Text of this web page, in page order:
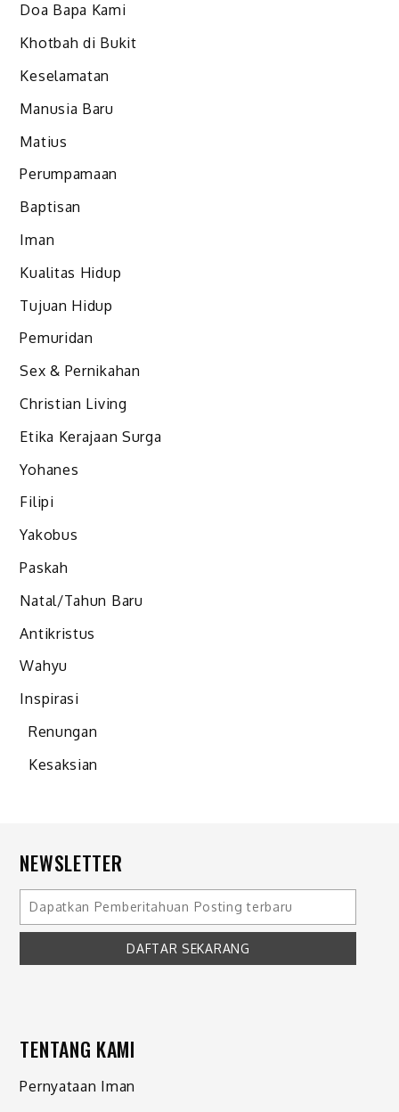
Doa Bapa Kami
Khotbah di Bukit
Keselamatan
Manusia Baru
Matius
Perumpamaan
Baptisan
Iman
Kualitas Hidup
Tujuan Hidup
Pemuridan
Sex & Pernikahan
Christian Living
Etika Kerajaan Surga
Yohanes
Filipi
Yakobus
Paskah
Natal/Tahun Baru
Antikristus
Wahyu
Inspirasi
Renungan
Kesaksian
NEWSLETTER
TENTANG KAMI
Pernyataan Iman